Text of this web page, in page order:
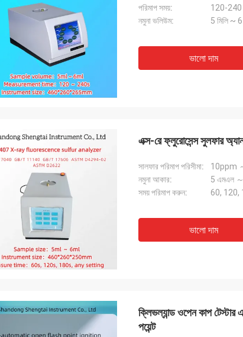
পরিমাপ সময়:
120-240
নমুনা ভলিউম:
5 মিলি ~ 6
ভালো দাম
এক্স-রে ফ্লুরোসেন্স সুলফার
সালফার পরিমাপ পরিসীমা:
10ppm
নমুনা আকার:
5 এমএল
সময় পরিমাপ করুন:
60, 120,
ভালো দাম
ক্লিভল্যান্ড ওপেন কাপ টেস্টার
পয়েন্ট